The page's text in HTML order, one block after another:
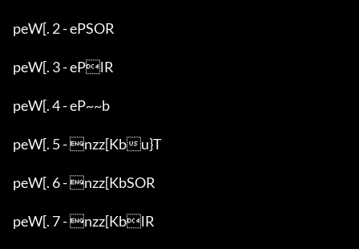
peW[. 2 - ePSOR
peW[. 3 - ePlR
peW[. 4 - eP~~b
peW[. 5 - nzz[Kbu}T
peW[. 6 - nzz[KbSOR
peW[. 7 - nzz[KblR